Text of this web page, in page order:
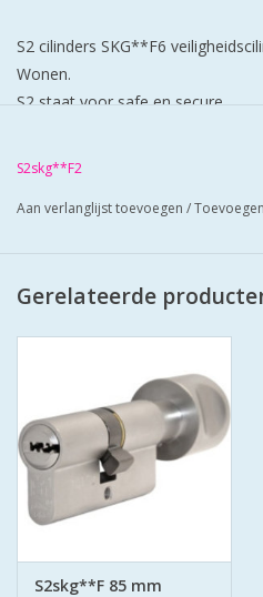
S2 cilinders SKG**F6
Wonen.
S2 staat voor safe en secure.
klopsleutel.
S2skg**F2
Aan verlanglijst toevoegen /
Gerelateerde
S2skg**F 85 mm